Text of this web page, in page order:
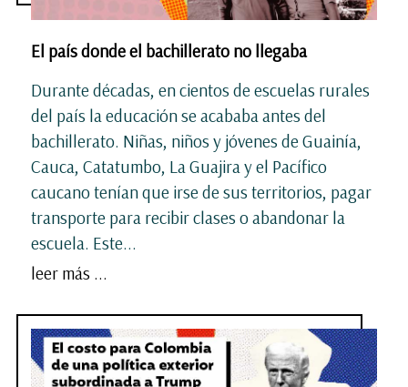
El país donde el bachillerato no llegaba
Durante décadas, en cientos de escuelas rurales
del país la educación se acababa antes del
bachillerato. Niñas, niños y jóvenes de Guainía,
Cauca, Catatumbo, La Guajira y el Pacífico
caucano tenían que irse de sus territorios, pagar
transporte para recibir clases o abandonar la
escuela. Este...
leer más ...